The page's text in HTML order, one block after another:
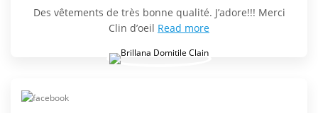
Des vêtements de très bonne qualité. J’adore!!! Merci
Clin d’oeil Read more